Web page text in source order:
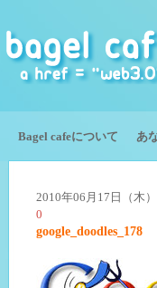
Bagel cafeについて あ
2010年06月17日（木）
0
google_doodles_178